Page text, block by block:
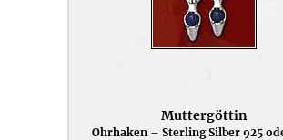
Muttergöttin
Ohrhaken – Sterling Silber 925